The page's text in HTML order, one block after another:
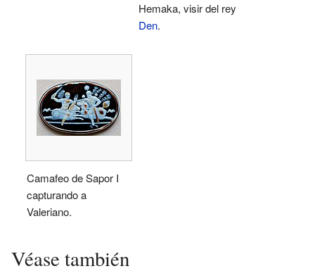
Hemaka, visir del rey
Den.
Camafeo de Sapor I
capturando a
Valeriano.
Véase también